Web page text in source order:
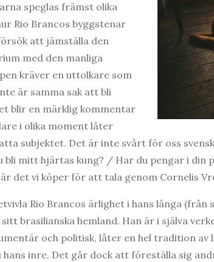
speglas främst olika
Rio Brancos byggstenar
att jämställa den
med den manliga
kräver en uttolkare som
är samma sak att bli
blir en märklig kommentar
i olika moment låter
subjektet. Det är inte svårt för oss
bli mitt hjärtas kung? / Har du pengar i din
är det vi köper för att tala genom Cornelis
Rio Brancos ärlighet i hans långa (från
brasilianska hemland. Han är i själva
och politisk, låter en hel tradition
hans inre. Det går dock att föreställa sig